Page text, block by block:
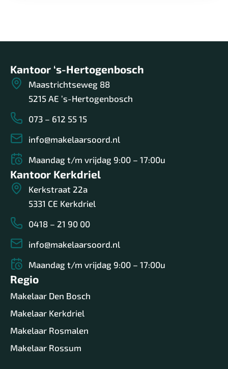
Kantoor ‘s-Hertogenbosch
Maastrichtseweg 88
5215 AE ’s-Hertogenbosch
073 – 612 55 15
info@makelaarsoord.nl
Maandag t/m vrijdag 9:00 – 17:00u
Kantoor Kerkdriel
Kerkstraat 22a
5331 CE Kerkdriel
0418 – 21 90 00
info@makelaarsoord.nl
Maandag t/m vrijdag 9:00 – 17:00u
Regio
Makelaar Den Bosch
Makelaar Kerkdriel
Makelaar Rosmalen
Makelaar Rossum